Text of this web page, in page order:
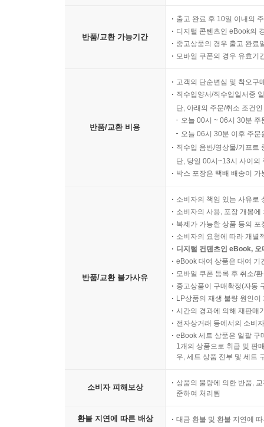
반품/교환 가능기간
출고 완료 후 10일 이내의
디지털 콘텐츠인 eBook의
중고상품의 경우 출고 완료
모바일 쿠폰의 경우 유효기
반품/교환 비용
고객의 단순변심 및 착오구
직수입양서/직수입일서중
단, 아래의 주문/취소 조건
오늘 00시 ~ 06시 30분
오늘 06시 30분 이후 주
직수입 음반/영상물/기프트
단, 당일 00시~13시 사이의
박스 포장은 택배 배송이
반품/교환 불가사유
소비자의 책임 있는 사유로
소비자의 사용, 포장 개봉
복제가 가능한 상품 등의
소비자의 요청에 따라 개별
디지털 컨텐츠인 eBook,
eBook 대여 상품은 대여 기
모바일 쿠폰 등록 후 취소/
중고상품이 구매확정(자동
LP상품의 재생 불량 원인
시간의 경과에 의해 재판매
전자상거래 등에서의 소비
eBook 세트 상품은 일괄 구
1개의 상품으로 취급 및 판
우, 세트 상품 전부 및 세트
소비자 피해보상
상품의 불량에 의한 반품,
준하여 처리됨
환불 지연에 따른 배상 대금 환불 및 환불 지연에